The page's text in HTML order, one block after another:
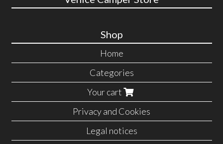
Shop
Home
Categories
Your cart
Privacy and Cookies
Legal notices